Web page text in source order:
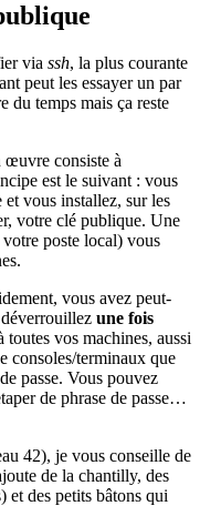
via ssh, la plus courante
peut les essayer un par
du temps mais ça reste
œuvre consiste à
est le suivant : vous
vous installez, sur les
votre clé publique. Une
poste local) vous
vous avez peut-
une fois
vos machines, aussi
consoles/terminaux que
passe. Vous pouvez
de phrase de passe…
42), je vous conseille de
de la chantilly, des
et des petits bâtons qui